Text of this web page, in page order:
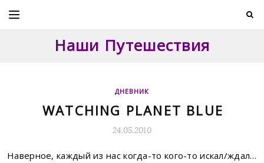
content
Наши Путешествия
ДНЕВНИК
WATCHING PLANET BLUE
24.05.2010
Наверное, каждый из нас когда-то кого-то искал/ждал…